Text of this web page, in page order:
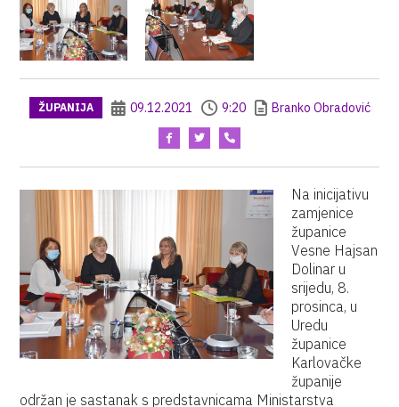
ŽUPANIJA 09.12.2021 9:20 Branko Obradović
Na inicijativu
zamjenice
županice
Vesne Hajsan
Dolinar u
srijedu, 8.
prosinca, u
Uredu
županice
Karlovačke
županije
održan je sastanak s predstavnicama Ministarstva